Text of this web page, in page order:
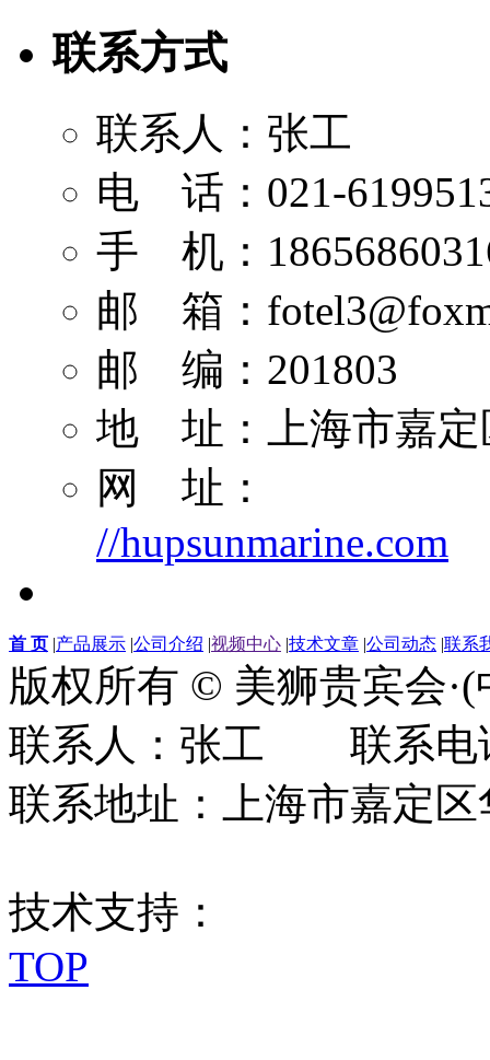
联系方式
联系人：张工
电 话：021-
手 机：
邮 箱：
邮 编：201803
地 址：上海市嘉定
网 址：
//hupsunmarine.com
首 页 |产品展示 |公司介绍 |视频中心 |技术文章 |公司动态 |联系
版权所有 © 美狮贵宾会
联系人：张工 联系电
联系地址：上海市嘉定
技术支持：
TOP